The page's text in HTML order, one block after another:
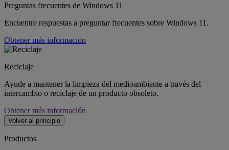
Preguntas frecuentes de Windows 11
Encuentre respuestas a preguntar frecuentes sobre Windows 11.
Obtener más información
Reciclaje
Ayude a mantener la limpieza del medioambiente a través del
intercambio o reciclaje de un producto obsoleto.
Obtener más información
Volver al principio
Productos